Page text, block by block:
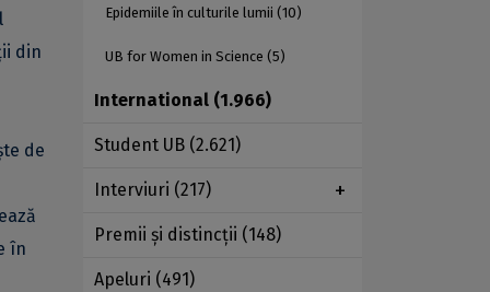
din
de
în
Epidemiile în culturile lumii (10)
UB for Women in Science (5)
International (1.966)
Student UB (2.621)
Interviuri (217)
Premii şi distincţii (148)
Apeluri (491)